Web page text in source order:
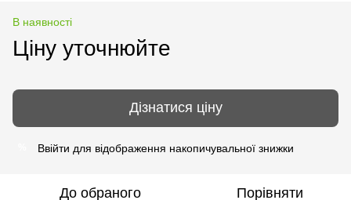
В наявності
Ціну уточнюйте
Дізнатися ціну
Ввійти для відображення накопичувальної знижки
До обраного Порівняти